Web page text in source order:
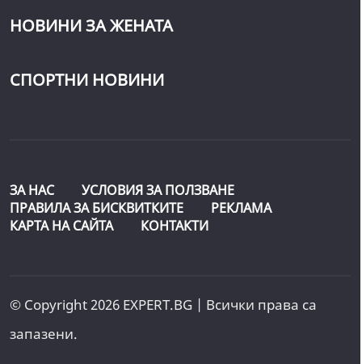
НОВИНИ ЗА ЖЕНАТА
СПОРТНИ НОВИНИ
ЗА НАС
УСЛОВИЯ ЗА ПОЛЗВАНЕ
ПРАВИЛА ЗА БИСКВИТКИТЕ
РЕКЛАМА
КАРТА НА САЙТА
КОНТАКТИ
© Copyright 2026 EXPERT.BG | Всички права са
запазени.